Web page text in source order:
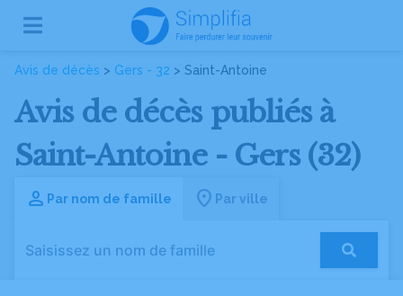
Avis de décès > Gers - 32 > Saint-Antoine
Avis de décès publiés à
Saint-Antoine - Gers (32)
Par nom de famille Par ville